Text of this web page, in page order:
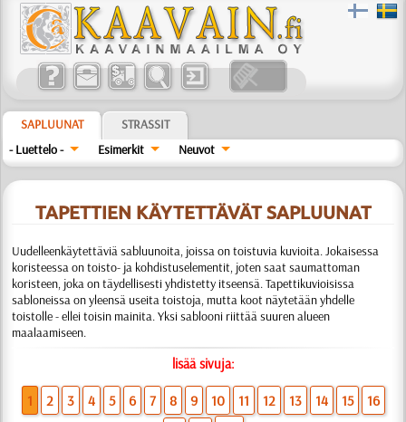
SAPLUUNAT
STRASSIT
- Luettelo -
Esimerkit Neuvot
TAPETTIEN KÄYTETTÄVÄT SAPLUUNAT
Uudelleenkäytettäviä sabluunoita, joissa on toistuvia kuvioita. Jokaisessa
koristeessa on toisto- ja kohdistuselementit, joten saat saumattoman
koristeen, joka on täydellisesti yhdistetty itseensä. Tapettikuvioisissa
sabloneissa on yleensä useita toistoja, mutta koot näytetään yhdelle
toistolle - ellei toisin mainita. Yksi sablooni riittää suuren alueen
maalaamiseen.
lisää sivuja:
1 2 3 4 5 6 7 8 9 10 11 12 13 14 15
16